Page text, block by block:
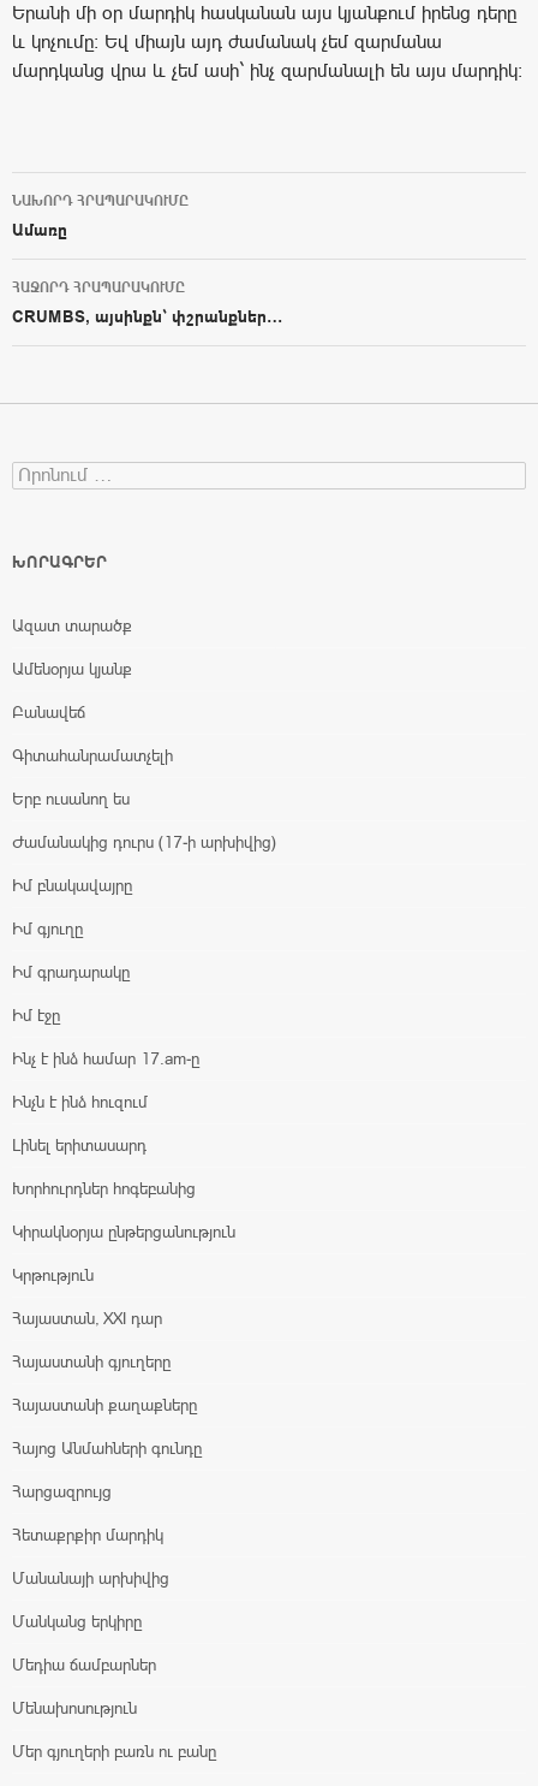
Երանի մի օր մարդիկ հասկանան այս կյանքում իրենց դերը
և կոչումը: Եվ միայն այդ ժամանակ չեմ զարմանա
մարդկանց վրա և չեմ ասի` ինչ զարմանալի են այս մարդիկ:
Post navigation
ՆԱԽՈՐԴ ՀՐԱՊԱՐԱԿՈՒՄԸ
Ամառը
ՀԱՋՈՐԴ ՀՐԱՊԱՐԱԿՈՒՄԸ
CRUMBS, այսինքն` փշրանքներ…
Search for:
ԽՈՐԱԳՐԵՐ
Ազատ տարածք
Ամենօրյա կյանք
Բանավեճ
Գիտահանրամատչելի
Երբ ուսանող ես
Ժամանակից դուրս (17-ի արխիվից)
Իմ բնակավայրը
Իմ գյուղը
Իմ գրադարակը
Իմ էջը
Ինչ է ինձ համար 17.am-ը
Ինչն է ինձ հուզում
Լինել երիտասարդ
Խորհուրդներ հոգեբանից
Կիրակնօրյա ընթերցանություն
Կրթություն
Հայաստան, XXI դար
Հայաստանի գյուղերը
Հայաստանի քաղաքները
Հայոց Անմահների գունդը
Հարցազրույց
Հետաքրքիր մարդիկ
Մանանայի արխիվից
Մանկանց երկիրը
Մեդիա ճամբարներ
Մենախոսություն
Մեր գյուղերի բառն ու բանը